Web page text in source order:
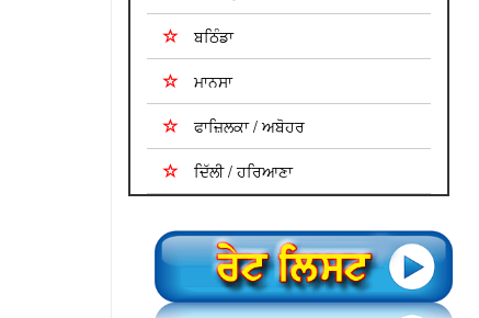
ਬਠਿੰਡਾ
ਮਾਨਸਾ
ਫਾਜ਼ਿਲਕਾ / ਅਬੋਹਰ
ਦਿੱਲੀ / ਹਰਿਆਣਾ